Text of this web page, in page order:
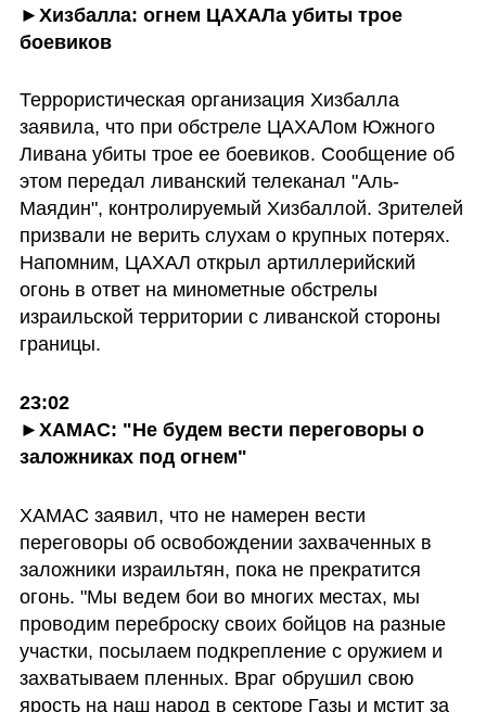
►Хизбалла: огнем ЦАХАЛа убиты трое
боевиков
Террористическая организация Хизбалла
заявила, что при обстреле ЦАХАЛом Южного
Ливана убиты трое ее боевиков. Сообщение об
этом передал ливанский телеканал "Аль-
Маядин", контролируемый Хизбаллой. Зрителей
призвали не верить слухам о крупных потерях.
Напомним, ЦАХАЛ открыл артиллерийский
огонь в ответ на минометные обстрелы
израильской территории с ливанской стороны
границы.
23:02
►ХАМАС: "Не будем вести переговоры о
заложниках под огнем"
ХАМАС заявил, что не намерен вести
переговоры об освобождении захваченных в
заложники израильтян, пока не прекратится
огонь. "Мы ведем бои во многих местах, мы
проводим переброску своих бойцов на разные
участки, посылаем подкрепление с оружием и
захватываем пленных. Враг обрушил свою
ярость на наш народ в секторе Газы и мстит за